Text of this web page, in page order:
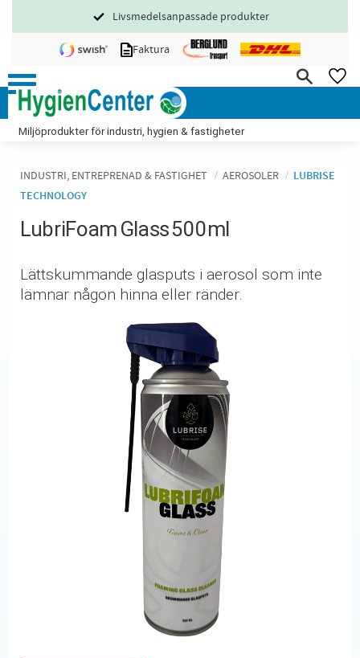
Meny
Livsmedelsanpassade produkter
Faktura
Miljöprodukter för industri, hygien & fastigheter
INDUSTRI, ENTREPRENAD & FASTIGHET AEROSOLER
LUBRISE
TECHNOLOGY
LubriFoam Glass 500ml
Lättskummande glasputs i aerosol som inte
lämnar någon hinna eller ränder.